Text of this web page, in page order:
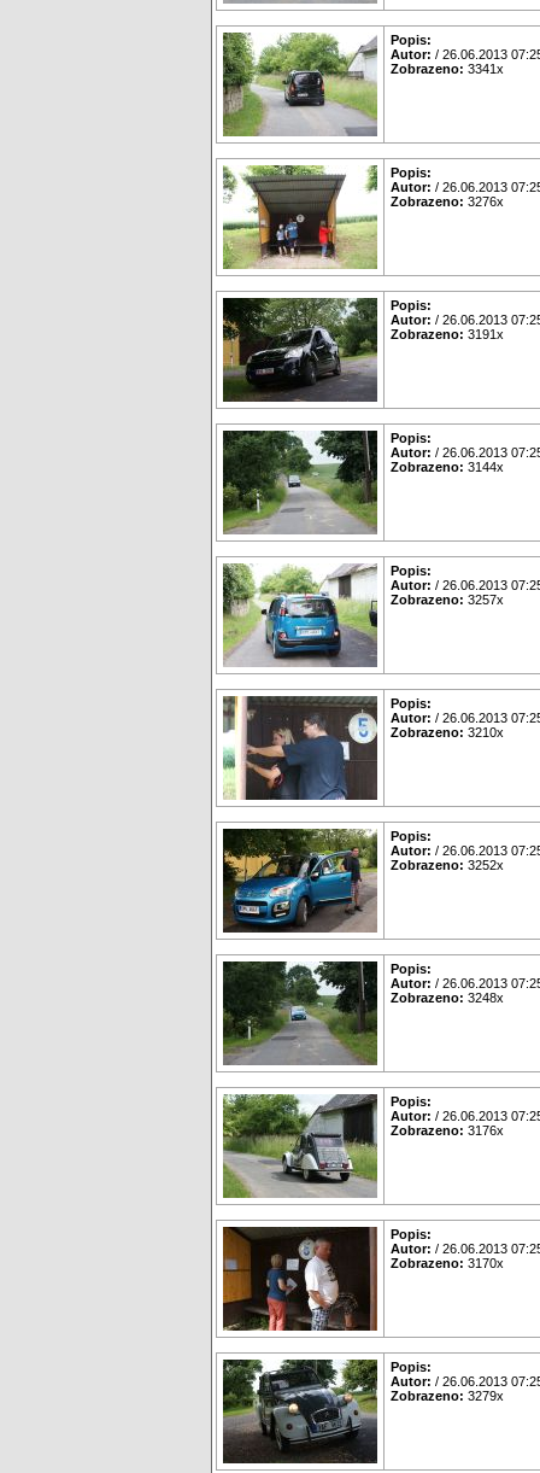
Popis:
Autor: / 26.06.2013
Zobrazeno: 3341x
Popis:
Autor: / 26.06.2013
Zobrazeno: 3276x
Popis:
Autor: / 26.06.2013
Zobrazeno: 3191x
Popis:
Autor: / 26.06.2013
Zobrazeno: 3144x
Popis:
Autor: / 26.06.2013
Zobrazeno: 3257x
Popis:
Autor: / 26.06.2013
Zobrazeno: 3210x
Popis:
Autor: / 26.06.2013
Zobrazeno: 3252x
Popis:
Autor: / 26.06.2013
Zobrazeno: 3248x
Popis:
Autor: / 26.06.2013
Zobrazeno: 3176x
Popis:
Autor: / 26.06.2013
Zobrazeno: 3170x
Popis:
Autor: / 26.06.2013
Zobrazeno: 3279x